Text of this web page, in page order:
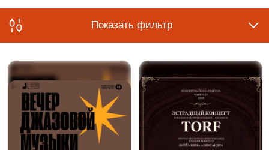
Показать фильтр